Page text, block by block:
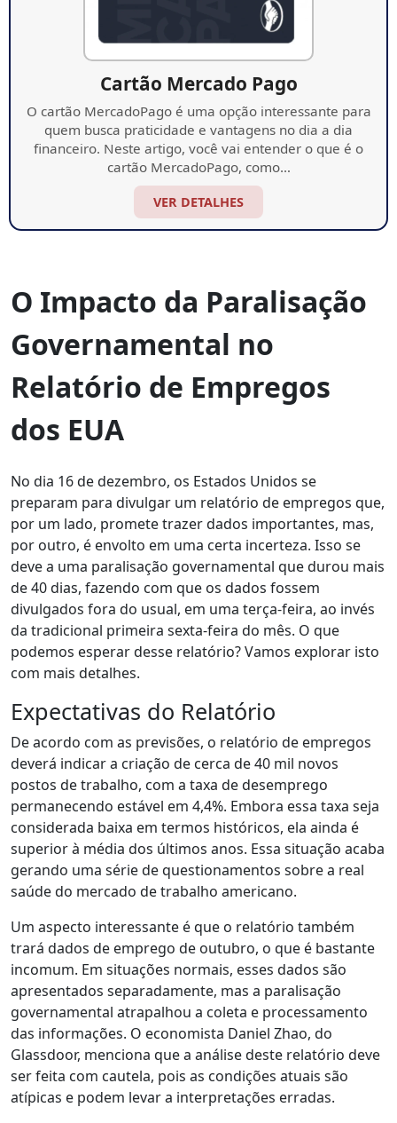
Cartão Mercado Pago
O cartão MercadoPago é uma opção interessante para
quem busca praticidade e vantagens no dia a dia
financeiro. Neste artigo, você vai entender o que é o
cartão MercadoPago, como…
VER DETALHES
O Impacto da Paralisação
Governamental no
Relatório de Empregos
dos EUA
No dia 16 de dezembro, os Estados Unidos se
preparam para divulgar um relatório de empregos que,
por um lado, promete trazer dados importantes, mas,
por outro, é envolto em uma certa incerteza. Isso se
deve a uma paralisação governamental que durou mais
de 40 dias, fazendo com que os dados fossem
divulgados fora do usual, em uma terça-feira, ao invés
da tradicional primeira sexta-feira do mês. O que
podemos esperar desse relatório? Vamos explorar isto
com mais detalhes.
Expectativas do Relatório
De acordo com as previsões, o relatório de empregos
deverá indicar a criação de cerca de 40 mil novos
postos de trabalho, com a taxa de desemprego
permanecendo estável em 4,4%. Embora essa taxa seja
considerada baixa em termos históricos, ela ainda é
superior à média dos últimos anos. Essa situação acaba
gerando uma série de questionamentos sobre a real
saúde do mercado de trabalho americano.
Um aspecto interessante é que o relatório também
trará dados de emprego de outubro, o que é bastante
incomum. Em situações normais, esses dados são
apresentados separadamente, mas a paralisação
governamental atrapalhou a coleta e processamento
das informações. O economista Daniel Zhao, do
Glassdoor, menciona que a análise deste relatório deve
ser feita com cautela, pois as condições atuais são
atípicas e podem levar a interpretações erradas.